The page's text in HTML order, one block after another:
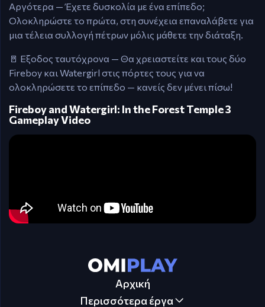
Αργότερα — Έχετε δυσκολία με ένα επίπεδο;
Ολοκληρώστε το πρώτα, στη συνέχεια επαναλάβετε για
μια τέλεια συλλογή πέτρων μόλις μάθετε την διάταξη.
🚪 Εξοδος ταυτόχρονα — Θα χρειαστείτε και τους δύο
Fireboy και Watergirl στις πόρτες τους για να
ολοκληρώσετε το επίπεδο — κανείς δεν μένει πίσω!
Fireboy and Watergirl: In the Forest Temple 3
Gameplay Video
Αρχική
Περισσότερα έργα